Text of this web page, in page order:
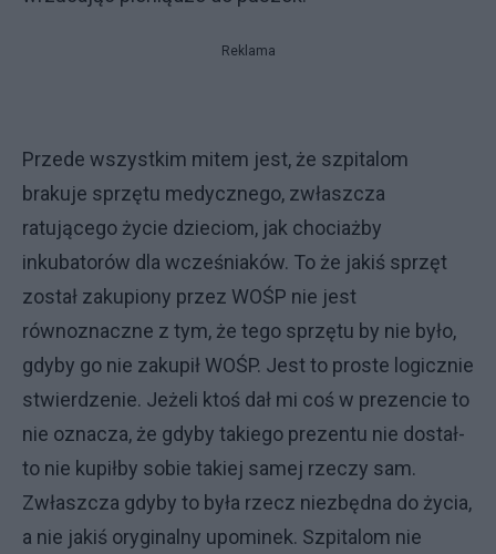
Reklama
Przede wszystkim mitem jest, że szpitalom
brakuje sprzętu medycznego, zwłaszcza
ratującego życie dzieciom, jak chociażby
inkubatorów dla wcześniaków. To że jakiś sprzęt
został zakupiony przez WOŚP nie jest
równoznaczne z tym, że tego sprzętu by nie było,
gdyby go nie zakupił WOŚP. Jest to proste logicznie
stwierdzenie. Jeżeli ktoś dał mi coś w prezencie to
nie oznacza, że gdyby takiego prezentu nie dostał-
to nie kupiłby sobie takiej samej rzeczy sam.
Zwłaszcza gdyby to była rzecz niezbędna do życia,
a nie jakiś oryginalny upominek. Szpitalom nie